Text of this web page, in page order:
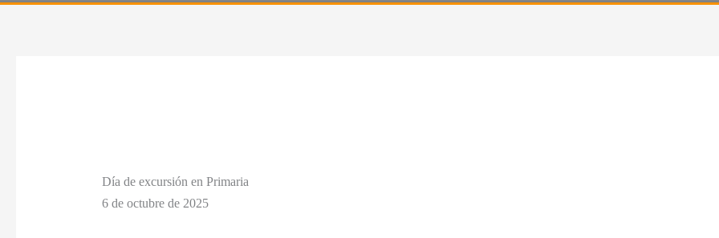
Día de excursión en Primaria
6 de octubre de 2025